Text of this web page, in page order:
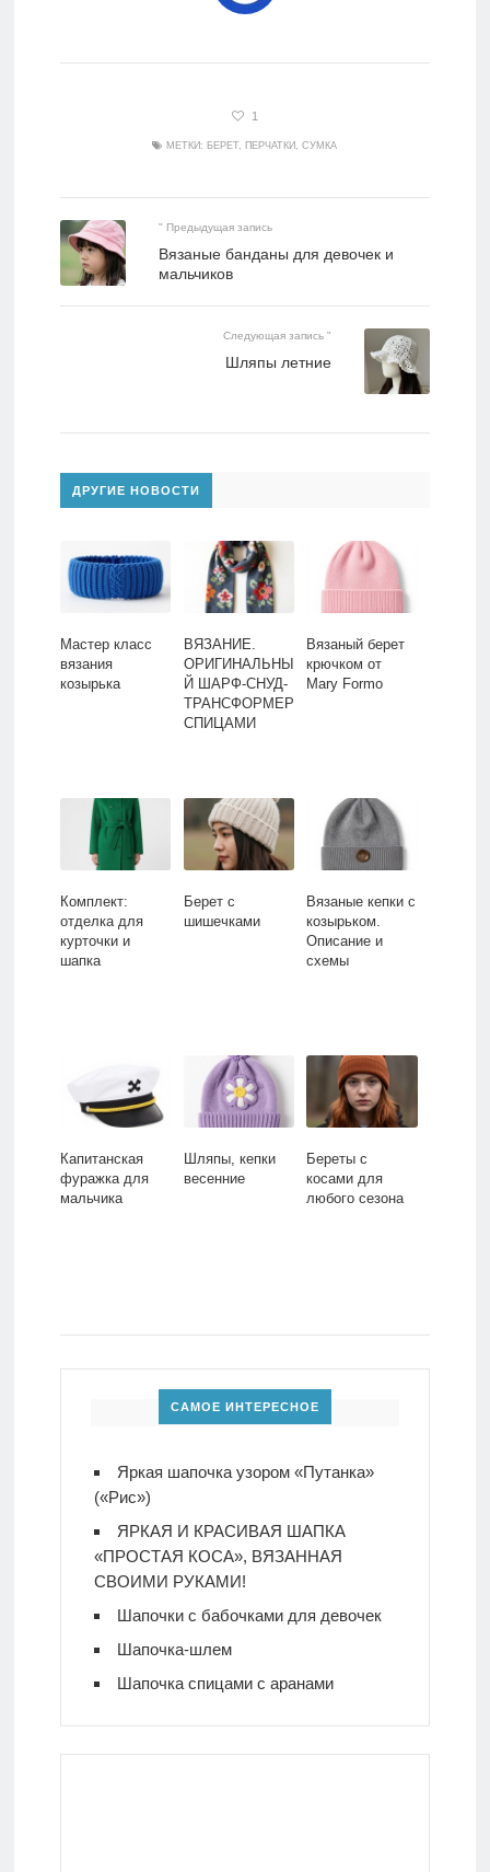
1
МЕТКИ: БЕРЕТ ПЕРЧАТКИ ,СУМКА
" Предыдущая запись
Вязаные банданы для девочек и
мальчиков
Следующая запись "
Шляпы летние
ДРУГИЕ НОВОСТИ
Мастер класс
вязания
козырька
ВЯЗАНИЕ.
ОРИГИНАЛЬНЫ
Й ШАРФ-СНУД-
ТРАНСФОРМЕР
СПИЦАМИ
Вязаный берет
крючком от
Mary Formo
Комплект:
отделка для
курточки и
шапка
Берет с
шишечками
Вязаные кепки с
козырьком.
Описание и
схемы
Капитанская
фуражка для
мальчика
Шляпы, кепки
весенние
Береты с
косами для
любого сезона
САМОЕ ИНТЕРЕСНОЕ
Яркая шапочка узором «Путанка»
(«Рис»)
ЯРКАЯ И КРАСИВАЯ ШАПКА
«ПРОСТАЯ КОСА», ВЯЗАННАЯ
СВОИМИ РУКАМИ!
Шапочки с бабочками для девочек
Шапочка-шлем
Шапочка спицами с аранами